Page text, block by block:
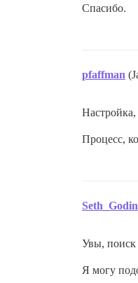
Спасибо.
pfaffman
Процесс,
Seth_Godin
Увы, поиск
Я могу